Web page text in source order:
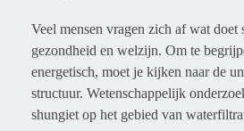
Veel mensen vragen zich af wat doet
gezondheid en welzijn. Om te
energetisch, moet je kijken naar de
structuur. Wetenschappelijk
shungiet op het gebied van